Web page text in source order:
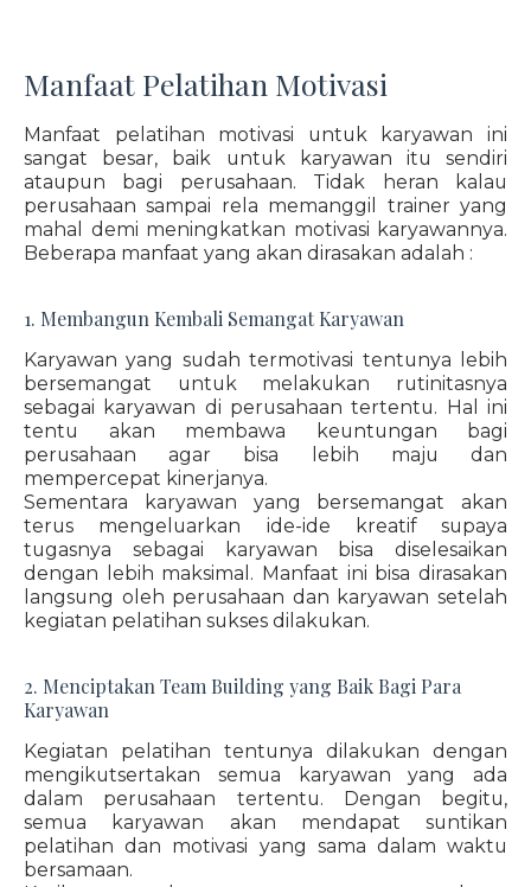
Manfaat Pelatihan Motivasi
Manfaat pelatihan motivasi untuk karyawan ini
sangat besar, baik untuk karyawan itu sendiri
ataupun bagi perusahaan. Tidak heran kalau
perusahaan sampai rela memanggil trainer yang
mahal demi meningkatkan motivasi karyawannya.
Beberapa manfaat yang akan dirasakan adalah :
1. Membangun Kembali Semangat Karyawan
Karyawan yang sudah termotivasi tentunya lebih
bersemangat untuk melakukan rutinitasnya
sebagai karyawan di perusahaan tertentu. Hal ini
tentu akan membawa keuntungan bagi
perusahaan agar bisa lebih maju dan
mempercepat kinerjanya.
Sementara karyawan yang bersemangat akan
terus mengeluarkan ide-ide kreatif supaya
tugasnya sebagai karyawan bisa diselesaikan
dengan lebih maksimal. Manfaat ini bisa dirasakan
langsung oleh perusahaan dan karyawan setelah
kegiatan pelatihan sukses dilakukan.
2. Menciptakan Team Building yang Baik Bagi Para
Karyawan
Kegiatan pelatihan tentunya dilakukan dengan
mengikutsertakan semua karyawan yang ada
dalam perusahaan tertentu. Dengan begitu,
semua karyawan akan mendapat suntikan
pelatihan dan motivasi yang sama dalam waktu
bersamaan.